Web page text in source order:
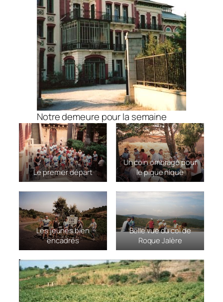
Notre demeure pour la semaine
Le premier départ
Un coin ombragé pour
le pique nique
Les jeunes bien
encadrés
Belle vue du col de
Roque Jalère